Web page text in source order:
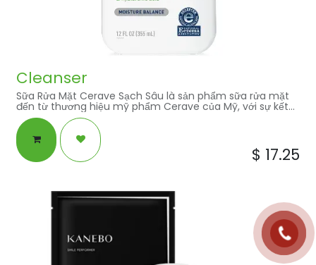
Cleanser
Sữa Rửa Mặt Cerave Sạch Sâu là sản phẩm sữa rửa mặt
đến từ thương hiệu mỹ phẩm Cerave của Mỹ, với sự kết
hợp của ba Ceramides thiết yếu, Hyaluronic Acid sản
phẩm giúp làm sạch và giữ ẩm cho làn da mà không ảnh
hưởng đến hàng rào bảo vệ da mặt và cơ thể.
$ 17.25